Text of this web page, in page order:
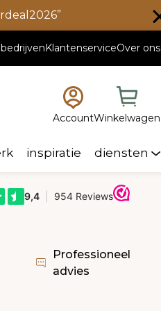
KlantenserviceOver ons
AccountWinkelwagen
inspiratie diensten
Professioneel
advies